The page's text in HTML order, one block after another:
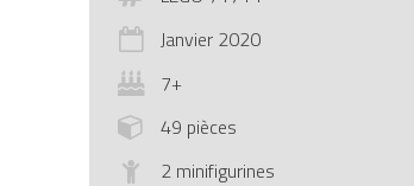
Janvier 2020
7+
49 pièces
2 minifigurines